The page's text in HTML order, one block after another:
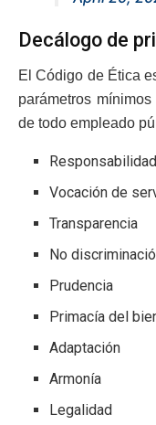
Decálogo de
El Código de Ética
parámetros
de todo empleado
Responsabilidad
Vocación de
Transparencia
No
Prudencia
Primacía del
Adaptación
Armonía
Legalidad